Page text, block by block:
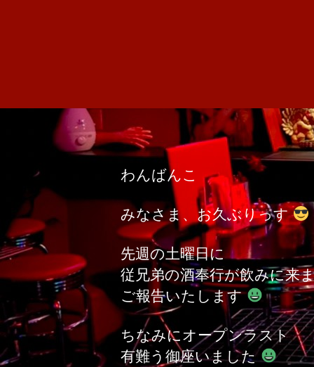
わんばんこ
みなさま、お久ぶりっす
先週の土曜日に
従兄弟の酒奉行が飲みに来
ご報告いたします
ちなみにオープンラスト
有難う御座いました